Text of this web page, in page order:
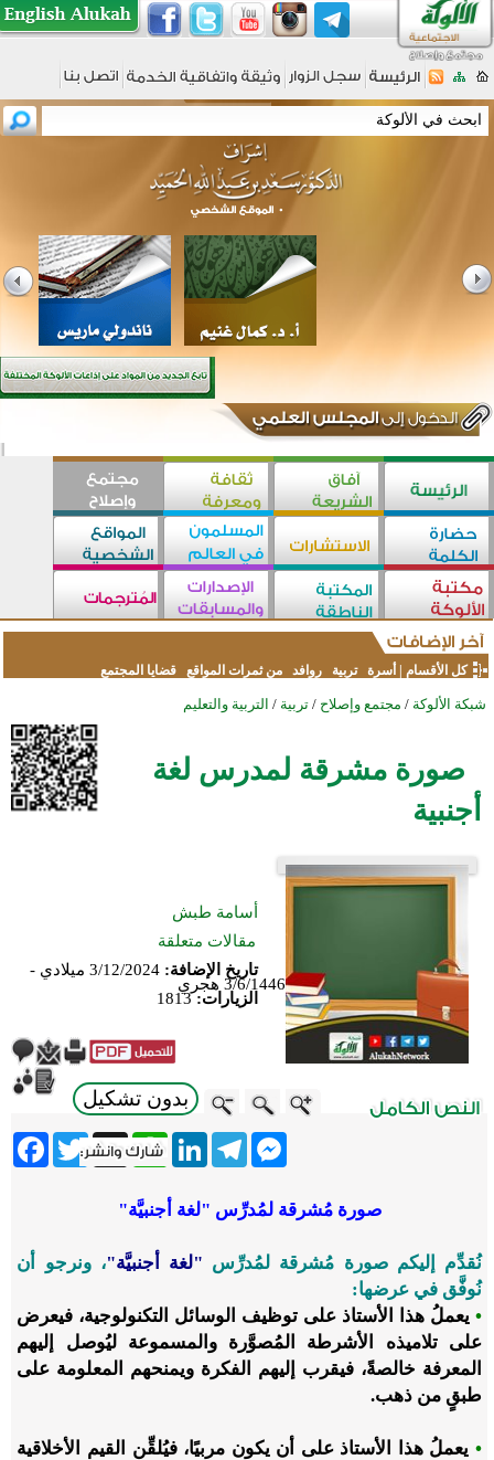
كل الأقسام أسرة تربية روافد من ثمرات المواقع قضايا المجتمع
شبكة الألوكة / مجتمع وإصلاح / تربية / التربية والتعليم
صورة مشرقة لمدرس لغة
أجنبية
أسامة طبش
مقالات متعلقة
تاريخ الإضافة:
3/12/2024 ميلادي -
3/6/1446 هجري
الزيارات:1813
بدون تشكيل
Twitter X
WhatsApp
LinkedInTelegram
Messenger
صورة مُشرقة لمُدرِّس "لغة أجنبيَّة"
نُقدِّم إليكم صورة مُشرقة لمُدرِّس "لغة أجنبيَّة"، ونرجو أن
نُوفَّق في عرضها:
• يعملُ هذا الأستاذ على توظيف الوسائل التكنولوجية، فيعرض
على تلاميذه الأشرطة المُصوَّرة والمسموعة ليُوصل إليهم
المعرفة خالصةً، فيقرب إليهم الفكرة ويمنحهم المعلومة على
طبقٍ من ذهب.
• يعملُ هذا الأستاذ على أن يكون مربيًا، فيُلقِّن القيم الأخلاقية